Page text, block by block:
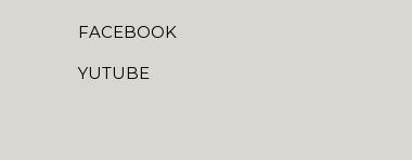
FACEBOOK
YUTUBE